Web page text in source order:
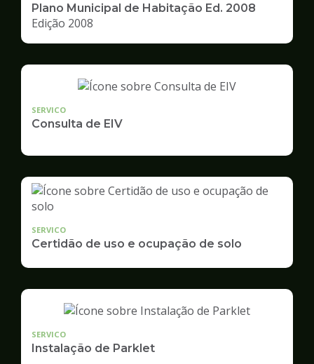
Plano Municipal de Habitação Ed. 2008
Edição 2008
SERVICO
Consulta de EIV
SERVICO
Certidão de uso e ocupação de solo
SERVICO
Instalação de Parklet